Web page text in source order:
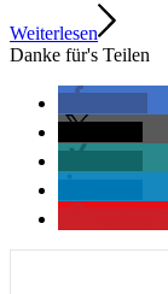
Weiterlesen
Danke für's Teilen